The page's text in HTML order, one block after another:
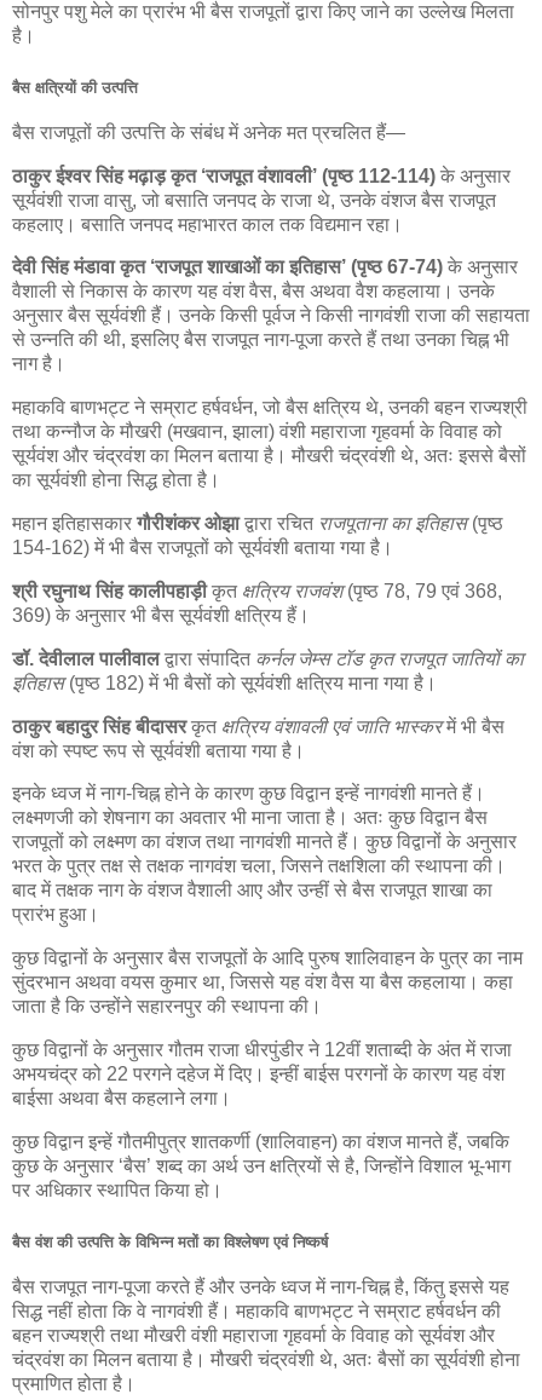
सोनपुर पशु मेले का प्रारंभ भी बैस राजपूतों द्वारा किए जाने का उल्लेख मिलता
है।
बैस क्षत्रियों की उत्पत्ति
बैस राजपूतों की उत्पत्ति के संबंध में अनेक मत प्रचलित हैं—
ठाकुर ईश्वर सिंह मढ़ाड़ कृत ‘राजपूत वंशावली’ (पृष्ठ 112-114) के अनुसार
सूर्यवंशी राजा वासु, जो बसाति जनपद के राजा थे, उनके वंशज बैस राजपूत
कहलाए। बसाति जनपद महाभारत काल तक विद्यमान रहा।
देवी सिंह मंडावा कृत ‘राजपूत शाखाओं का इतिहास’ (पृष्ठ 67-74) के अनुसार
वैशाली से निकास के कारण यह वंश वैस, बैस अथवा वैश कहलाया। उनके
अनुसार बैस सूर्यवंशी हैं। उनके किसी पूर्वज ने किसी नागवंशी राजा की सहायता
से उन्नति की थी, इसलिए बैस राजपूत नाग-पूजा करते हैं तथा उनका चिह्न भी
नाग है।
महाकवि बाणभट्ट ने सम्राट हर्षवर्धन, जो बैस क्षत्रिय थे, उनकी बहन राज्यश्री
तथा कन्नौज के मौखरी (मखवान, झाला) वंशी महाराजा गृहवर्मा के विवाह को
सूर्यवंश और चंद्रवंश का मिलन बताया है। मौखरी चंद्रवंशी थे, अतः इससे बैसों
का सूर्यवंशी होना सिद्ध होता है।
महान इतिहासकारगौरीशंकर ओझाद्वारा रचित राजपूताना का इतिहास(पृष्ठ
154-162) में भी बैस राजपूतों को सूर्यवंशी बताया गया है।
श्री रघुनाथ सिंह कालीपहाड़ीकृत क्षत्रिय राजवंश(पृष्ठ 78, 79 एवं 368,
369) के अनुसार भी बैस सूर्यवंशी क्षत्रिय हैं।
डॉ. देवीलाल पालीवालद्वारा संपादित कर्नल जेम्स टॉड कृत राजपूत जातियों का
इतिहास(पृष्ठ 182) में भी बैसों को सूर्यवंशी क्षत्रिय माना गया है।
ठाकुर बहादुर सिंह बीदासरकृत क्षत्रिय वंशावली एवं जाति भास्करमें भी बैस
वंश को स्पष्ट रूप से सूर्यवंशी बताया गया है।
इनके ध्वज में नाग-चिह्न होने के कारण कुछ विद्वान इन्हें नागवंशी मानते हैं।
लक्ष्मणजी को शेषनाग का अवतार भी माना जाता है। अतः कुछ विद्वान बैस
राजपूतों को लक्ष्मण का वंशज तथा नागवंशी मानते हैं। कुछ विद्वानों के अनुसार
भरत के पुत्र तक्ष से तक्षक नागवंश चला, जिसने तक्षशिला की स्थापना की।
बाद में तक्षक नाग के वंशज वैशाली आए और उन्हीं से बैस राजपूत शाखा का
प्रारंभ हुआ।
कुछ विद्वानों के अनुसार बैस राजपूतों के आदि पुरुष शालिवाहन के पुत्र का नाम
सुंदरभान अथवा वयस कुमार था, जिससे यह वंश वैस या बैस कहलाया। कहा
जाता है कि उन्होंने सहारनपुर की स्थापना की।
कुछ विद्वानों के अनुसार गौतम राजा धीरपुंडीर ने 12वीं शताब्दी के अंत में राजा
अभयचंद्र को 22 परगने दहेज में दिए। इन्हीं बाईस परगनों के कारण यह वंश
बाईसा अथवा बैस कहलाने लगा।
कुछ विद्वान इन्हें गौतमीपुत्र शातकर्णी (शालिवाहन) का वंशज मानते हैं, जबकि
कुछ के अनुसार ‘बैस’ शब्द का अर्थ उन क्षत्रियों से है, जिन्होंने विशाल भू-भाग
पर अधिकार स्थापित किया हो।
बैस वंश की उत्पत्ति के विभिन्न मतों का विश्लेषण एवं निष्कर्ष
बैस राजपूत नाग-पूजा करते हैं और उनके ध्वज में नाग-चिह्न है, किंतु इससे यह
सिद्ध नहीं होता कि वे नागवंशी हैं। महाकवि बाणभट्ट ने सम्राट हर्षवर्धन की
बहन राज्यश्री तथा मौखरी वंशी महाराजा गृहवर्मा के विवाह को सूर्यवंश और
चंद्रवंश का मिलन बताया है। मौखरी चंद्रवंशी थे, अतः बैसों का सूर्यवंशी होना
प्रमाणित होता है।